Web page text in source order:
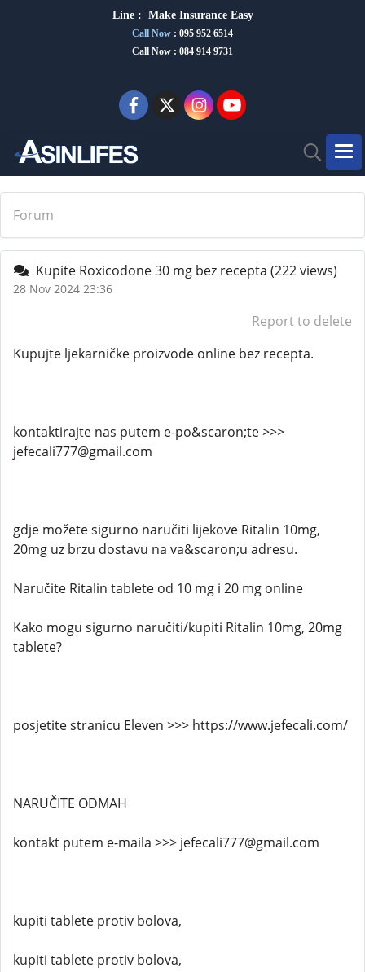
Line : Make Insurance Easy
Call Now : 095 952 6514
Call Now : 084 914 9731
Forum
Kupite Roxicodone 30 mg bez recepta (222 views)
28 Nov 2024 23:36
Report to delete
Kupujte ljekarničke proizvode online bez recepta.
kontaktirajte nas putem e-po&scaron;te >>>
jefecali777@gmail.com
gdje možete sigurno naručiti lijekove Ritalin 10mg,
20mg uz brzu dostavu na va&scaron;u adresu.
Naručite Ritalin tablete od 10 mg i 20 mg online
Kako mogu sigurno naručiti/kupiti Ritalin 10mg, 20mg
tablete?
posjetite stranicu Eleven >>> https://www.jefecali.com/
NARUČITE ODMAH
kontakt putem e-maila >>> jefecali777@gmail.com
kupiti tablete protiv bolova,
kupiti tablete protiv bolova,